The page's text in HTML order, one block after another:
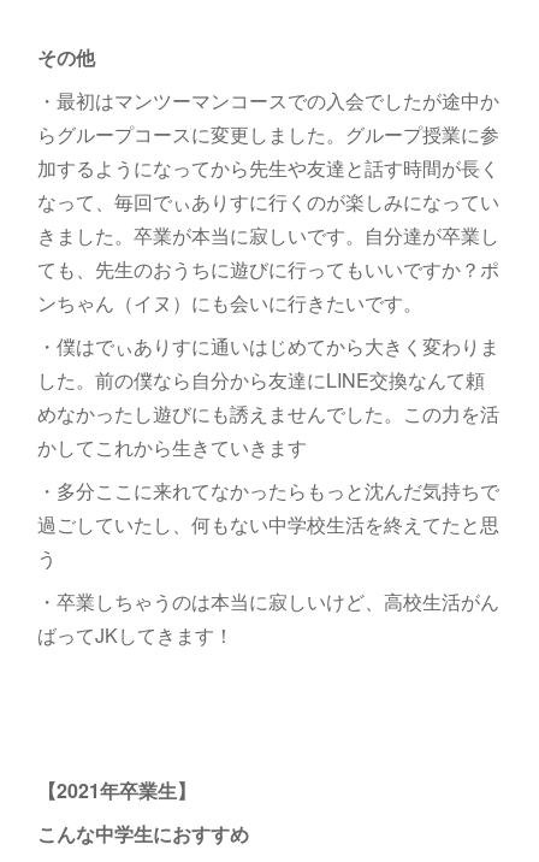
その他
・最初はマンツーマンコースでの入会でしたが途中か
らグループコースに変更しました。グループ授業に参
加するようになってから先生や友達と話す時間が長く
なって、毎回でぃありすに行くのが楽しみになってい
きました。卒業が本当に寂しいです。自分達が卒業し
ても、先生のおうちに遊びに行ってもいいですか？ポ
ンちゃん（イヌ）にも会いに行きたいです。
・僕はでぃありすに通いはじめてから大きく変わりま
した。前の僕なら自分から友達にLINE交換なんて頼
めなかったし遊びにも誘えませんでした。この力を活
かしてこれから生きていきます
・多分ここに来れてなかったらもっと沈んだ気持ちで
過ごしていたし、何もない中学校生活を終えてたと思
う
・卒業しちゃうのは本当に寂しいけど、高校生活がん
ばってJKしてきます！
【2021年卒業生】
こんな中学生におすすめ